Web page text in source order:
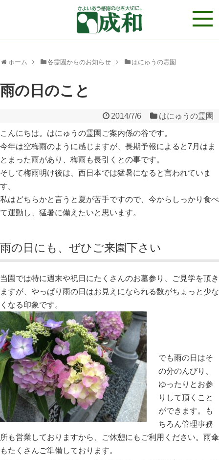
ホーム 各霊園からのお知らせ はにゅうの霊園
雨の日のこと
2014/7/6 はにゅうの霊園
こんにちは。はにゅうの霊園ご案内係の谷です。
今年は空梅雨のように感じますが、長期予報によると7月はま
とまった雨があり、梅雨も長引くとの事です。
そして梅雨明け後は、西日本では猛暑になると言われていま
す。
私はどちらかと言うと夏が苦手ですので、今からしっかり食べ
て運動し、猛暑に備えたいと思います。
雨の日にも、ぜひご来園下さい
当園では特に週末や祝日にたくさんのお墓参り、ご見学を頂き
ますが、やっぱり雨の日はお見えになられる数がちょっと少な
くなる印象です。
でも雨の日はそ
の分のんびり、
ゆったりとお参
りして頂くこと
ができます。も
ちろん管理事務
所も営業しておりますから、ご休憩にもご利用ください。雨傘
もたくさんご準備しております。